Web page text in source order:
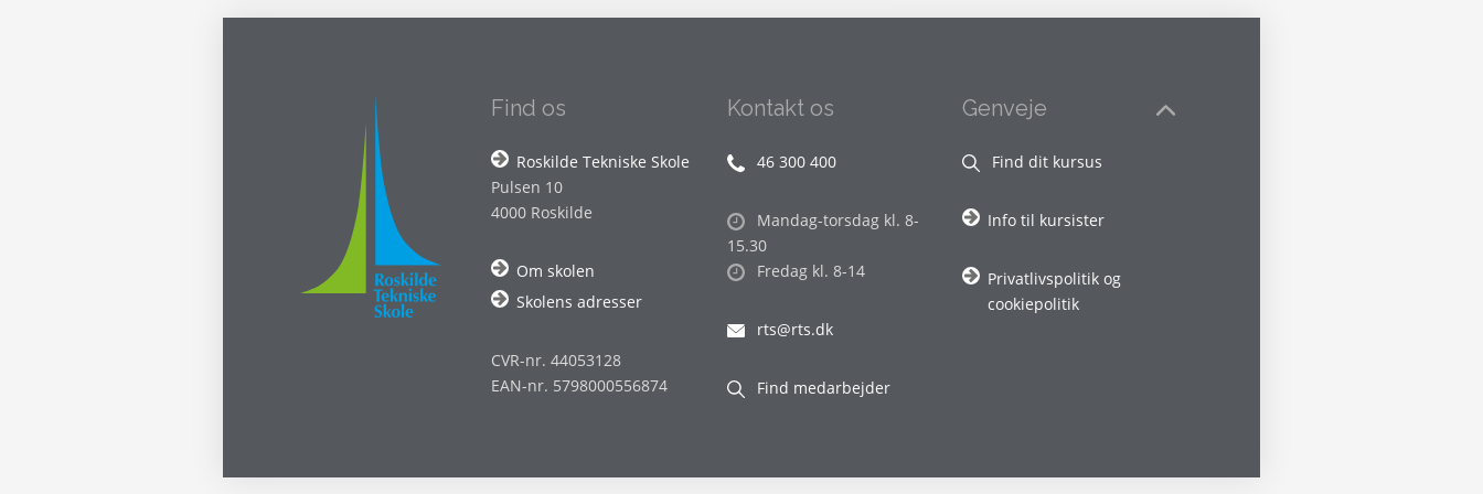
Find os
Roskilde Tekniske Skole
Pulsen 10
4000 Roskilde
Om skolen
Skolens adresser
CVR-nr. 44053128
EAN-nr. 5798000556874
Kontakt os
46 300 400
Mandag-torsdag kl. 8-
15.30
Fredag kl. 8-14
rts@rts.dk
Find medarbejder
Genveje
Find dit kursus
Info til kursister
Privatlivspolitik og
cookiepolitik